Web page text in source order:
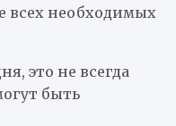
всех необходимых
это не всегда
быть